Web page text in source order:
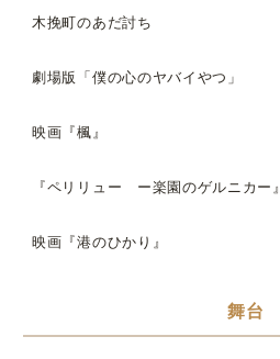
木挽町のあだ討ち
劇場版「僕の心のヤバイやつ」
映画『楓』
『ペリリュー ー楽園のゲルニカー』
映画『港のひかり』
舞台